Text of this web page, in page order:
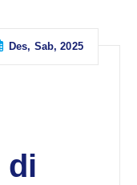
Des, Sab, 2025
di